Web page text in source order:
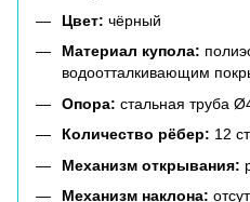
Цвет: чёрный
Материал купола:
водоотталкивающим
Опора: стальная труба
Количество рёбер: 12
Механизм открывания:
Механизм наклона: